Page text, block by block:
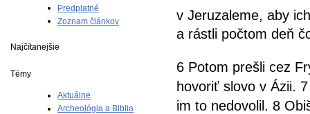
Predplatné
Zoznam článkov
Najčítanejšie
Témy
Aktuálne
Archeológia a Biblia
v Jeruzaleme, aby
a rástli počtom deň
6 Potom prešli cez
hovoriť slovo v Ázii.
im to nedovolil. 8